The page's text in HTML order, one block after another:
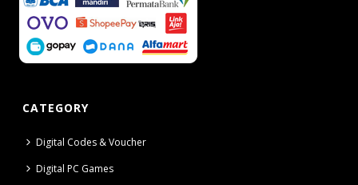
CATEGORY
Digital Codes & Voucher
Digital PC Games